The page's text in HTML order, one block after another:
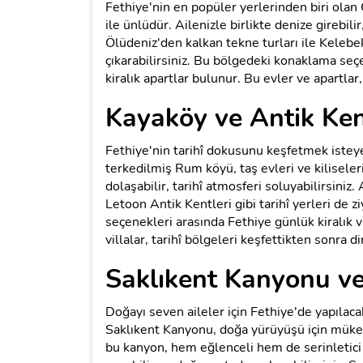
Fethiye'nin en popüler yerlerinden biri
ile ünlüdür. Ailenizle birlikte denize
Ölüdeniz'den kalkan tekne turları ile
çıkarabilirsiniz. Bu bölgedeki konaklama
kiralık apartlar bulunur. Bu evler ve
Kayaköy ve Antik
Fethiye'nin tarihî dokusunu keşfetmek
terkedilmiş Rum köyü, taş evleri ve
dolaşabilir, tarihî atmosferi soluyabilirsiniz.
Letoon Antik Kentleri gibi tarihî yerleri de
seçenekleri arasında Fethiye günlük
villalar, tarihî bölgeleri keşfettikten sonra
Saklıkent Kanyonu
Doğayı seven aileler için Fethiye'de
Saklıkent Kanyonu, doğa yürüyüşü için
bu kanyon, hem eğlenceli hem de